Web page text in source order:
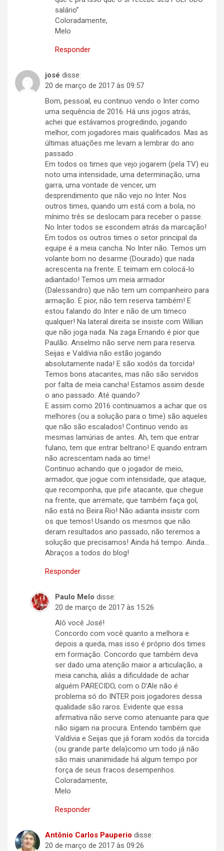
salário”
Coloradamente,
Melo
Responder
josé disse:
20 de março de 2017 às 09:57
Bom, pessoal, eu continuo vendo o Inter como
uma sequência de 2016. Há uns jogos atrás,
achei que estávamos progredindo, jogando
melhor, com jogadores mais qualificados. Mas as
últimas atuações me levam a lembrar do ano
passado .
Em todos os times que vejo jogarem (pela TV) eu
noto uma intensidade, uma determinação, uma
garra, uma vontade de vencer, um
desprendimento que não vejo no Inter. Nos
outros times, quando um está com a bola, no
mínimo três se deslocam para receber o passe.
No Inter todos se escondem atrás da marcação!
Em todos os outros times o setor principal da
equipe é a meia cancha. No Inter não. Temos um
volante bom no desarme (Dourado) que nada
acrescenta na frente. E teimam em colocá-lo
adiantado! Temos um meia armador
(Dalessandro) que não tem um companheiro para
armação. E pior, não tem reserva também! E
estou falando do Inter e não de um timeco
qualquer! Na lateral direita se insiste com Willian
que não joga nada. Na zaga Ernando é pior que
Paulão. Anselmo não serve nem para reserva.
Seijas e Valdívia não estão jogando
absolutamente nada! E são xodós da torcida!
Temos bons atacantes, mas não são servidos
por falta de meia cancha! Estamos assim desde
o ano passado. Até quando?
E assim como 2016 continuamos a achar que os
melhores (ou a solução para o time) são aqueles
que não são escalados! Continuo vendo as
mesmas lamúrias de antes. Ah, tem que entrar
fulano, tem que entrar beltrano! E quando entram
não acrescentam nada ao time!
Continuo achando que o jogador de meio,
armador, que jogue com intensidade, que ataque,
que recomponha, que pife atacante, que chegue
na frente, que arremate, que também faça gol,
não está no Beira Rio! Não adianta insistir com
os que temos! Usando os mesmos que não
deram resultados ano passado, não teremos a
solução que precisamos! Ainda há tempo. Ainda…
Abraços a todos do blog!
Responder
Paulo Melo disse:
20 de março de 2017 às 15:26
Alô você José!
Concordo com você quanto a melhora e
depois a queda, mas isso é próprio dos times
em formação. Concordo que também deva
ser dado uma atenção maior a articulação, a
meia cancha, aliás a dificuldade de achar
alguém PARECIDO, com o D’Ale não é
problema só do INTER pois jogadores dessa
qualidade são raros. Evidente que essa
afirmativa não serve como atenuante para que
não sigam na procura. Entendo também que
Valdívia e Seijas que já foram xodós da torcida
(ou grande parte dela)como um todo já não
são mais unanimidade há algum tempo por
força de seus fracos desempenhos.
Coloradamente,
Melo
Responder
Antônio Carlos Pauperio disse:
20 de março de 2017 às 09:26